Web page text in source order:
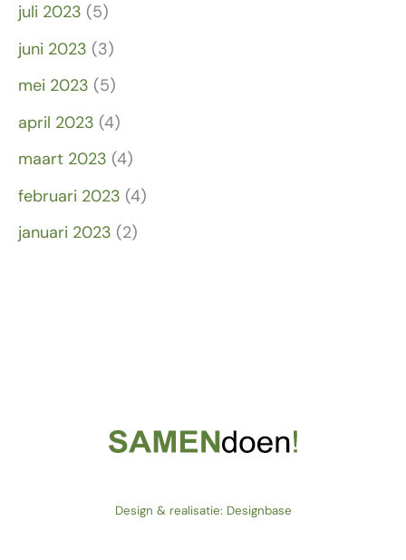
juli 2023 (5)
juni 2023 (3)
mei 2023 (5)
april 2023 (4)
maart 2023 (4)
februari 2023 (4)
januari 2023 (2)
Design & realisatie: Designbase